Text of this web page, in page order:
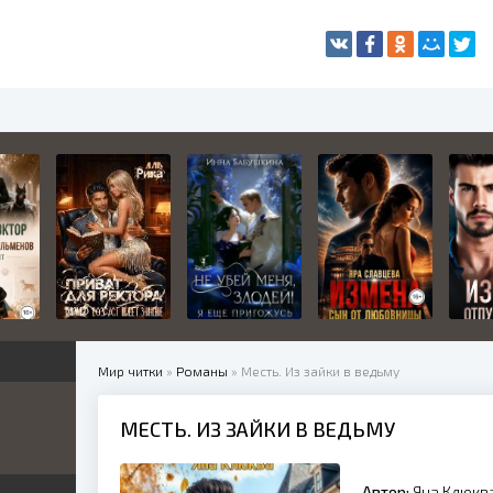
Мир читки » Романы » Месть. Из зайки в ведьму
МЕСТЬ. ИЗ ЗАЙКИ В ВЕДЬМУ